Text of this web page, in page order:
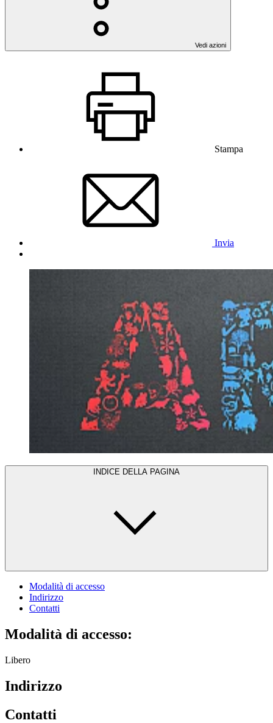
Vedi azioni
Stampa
Invia
INDICE DELLA PAGINA
Modalità di accesso
Indirizzo
Contatti
Modalità di accesso:
Libero
Indirizzo
Contatti